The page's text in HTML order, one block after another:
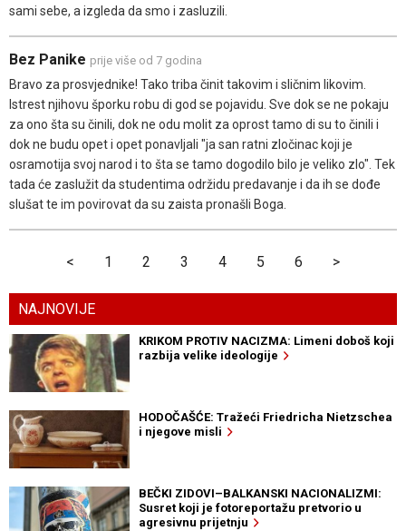
sami sebe, a izgleda da smo i zasluzili.
Bez Panike prije više od 7 godina
Bravo za prosvjednike! Tako triba činit takovim i sličnim likovim.
Istrest njihovu šporku robu di god se pojavidu. Sve dok se ne pokaju
za ono šta su činili, dok ne odu molit za oprost tamo di su to činili i
dok ne budu opet i opet ponavljali "ja san ratni zločinac koji je
osramotija svoj narod i to šta se tamo dogodilo bilo je veliko zlo". Tek
tada će zaslužit da studentima održidu predavanje i da ih se dođe
slušat te im povirovat da su zaista pronašli Boga.
< 1 2 3 4 5 6 >
NAJNOVIJE
KRIKOM PROTIV NACIZMA: Limeni doboš koji
razbija velike ideologije
HODOČAŠĆE: Tražeći Friedricha Nietzschea
i njegove misli
BEČKI ZIDOVI–BALKANSKI NACIONALIZMI:
Susret koji je fotoreportažu pretvorio u
agresivnu prijetnju